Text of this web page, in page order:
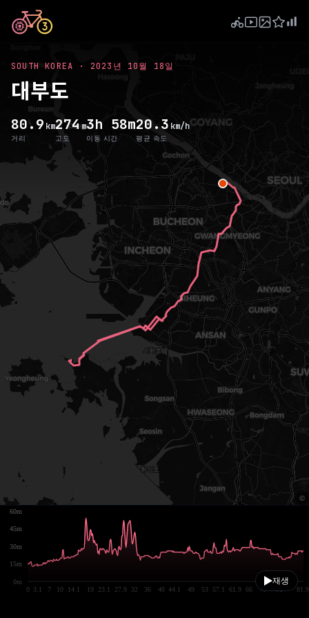
SOUTH KOREA · 2023년 10월 18일
대부도
80.9 km
거리
274m
고도
3h 58m
이동 시간
20.3 km/h
평균 속도
재생
0 3.1 7 10 14.1 19 23.1 27.9 32 36 40 44.1 49 53 57.1 61.9 66 70 74.1 81.9
0m
15m
30m
45m
60m